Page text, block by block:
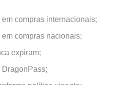
em compras internacionais;
em compras nacionais;
expiram;